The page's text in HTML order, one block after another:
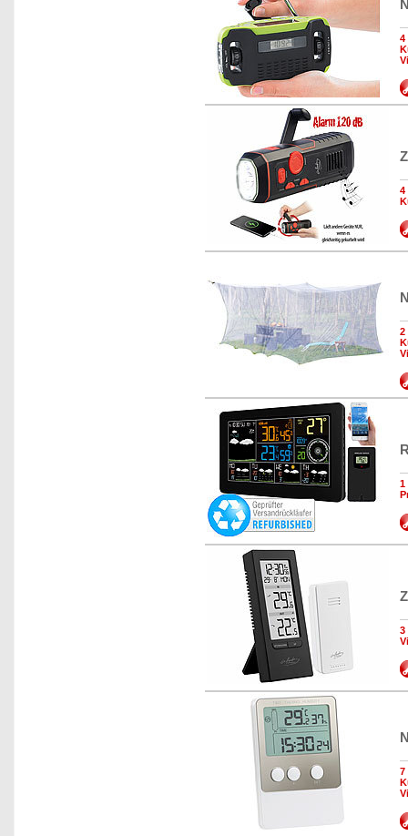
4
4
2
1
3
7